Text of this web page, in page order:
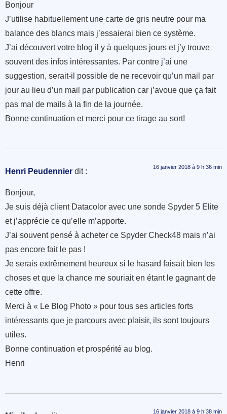
Bonjour
J’utilise habituellement une carte de gris neutre pour ma
balance des blancs mais j’essaierai bien ce système.
J’ai découvert votre blog il y à quelques jours et j’y trouve
souvent des infos intéressantes. Par contre j’ai une
suggestion, serait-il possible de ne recevoir qu’un mail par
jour au lieu d’un mail par publication car j’avoue que ça fait
pas mal de mails à la fin de la journée.
Bonne continuation et merci pour ce tirage au sort!
Henri Peudennier dit : 16 janvier 2018 à 9 h 36 min
Bonjour,
Je suis déjà client Datacolor avec une sonde Spyder 5 Elite
et j’apprécie ce qu’elle m’apporte.
J’ai souvent pensé à acheter ce Spyder Check48 mais n’ai
pas encore fait le pas !
Je serais extrêmement heureux si le hasard faisait bien les
choses et que la chance me souriait en étant le gagnant de
cette offre.
Merci à « Le Blog Photo » pour tous ses articles forts
intéressants que je parcours avec plaisir, ils sont toujours
utiles.
Bonne continuation et prospérité au blog.
Henri
16 janvier 2018 à 9 h 38 min